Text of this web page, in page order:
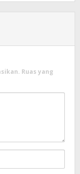
Ruas yang